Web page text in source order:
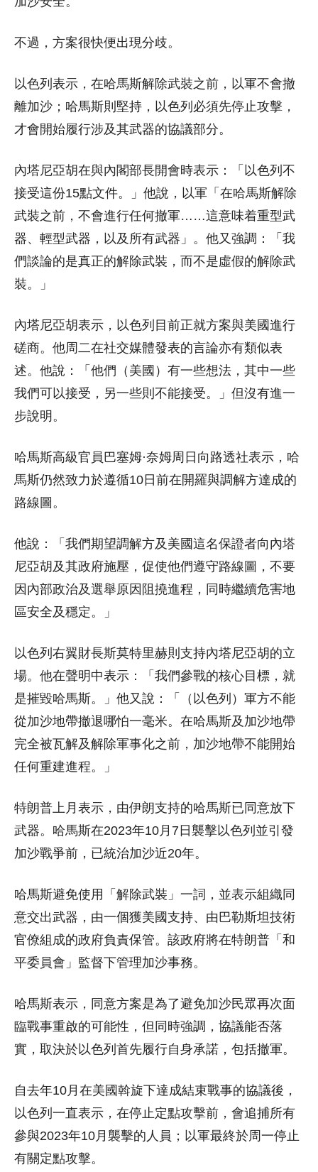
不過，方案很快便出現分歧。
以色列表示，在哈馬斯解除武裝之前，以軍不會撤
離加沙；哈馬斯則堅持，以色列必須先停止攻擊，
才會開始履行涉及其武器的協議部分。
內塔尼亞胡在與內閣部長開會時表示：「以色列不
接受這份15點文件。」他說，以軍「在哈馬斯解除
武裝之前，不會進行任何撤軍……這意味着重型武
器、輕型武器，以及所有武器」。他又強調：「我
們談論的是真正的解除武裝，而不是虛假的解除武
裝。」
內塔尼亞胡表示，以色列目前正就方案與美國進行
磋商。他周二在社交媒體發表的言論亦有類似表
述。他說：「他們（美國）有一些想法，其中一些
我們可以接受，另一些則不能接受。」但沒有進一
步說明。
哈馬斯高級官員巴塞姆·奈姆周日向路透社表示，哈
馬斯仍然致力於遵循10日前在開羅與調解方達成的
路線圖。
他說：「我們期望調解方及美國這名保證者向內塔
尼亞胡及其政府施壓，促使他們遵守路線圖，不要
因內部政治及選舉原因阻撓進程，同時繼續危害地
區安全及穩定。」
以色列右翼財長斯莫特里赫則支持內塔尼亞胡的立
場。他在聲明中表示：「我們參戰的核心目標，就
是摧毀哈馬斯。」他又說：「（以色列）軍方不能
從加沙地帶撤退哪怕一毫米。在哈馬斯及加沙地帶
完全被瓦解及解除軍事化之前，加沙地帶不能開始
任何重建進程。」
特朗普上月表示，由伊朗支持的哈馬斯已同意放下
武器。哈馬斯在2023年10月7日襲擊以色列並引發
加沙戰爭前，已統治加沙近20年。
哈馬斯避免使用「解除武裝」一詞，並表示組織同
意交出武器，由一個獲美國支持、由巴勒斯坦技術
官僚組成的政府負責保管。該政府將在特朗普「和
平委員會」監督下管理加沙事務。
哈馬斯表示，同意方案是為了避免加沙民眾再次面
臨戰事重啟的可能性，但同時強調，協議能否落
實，取決於以色列首先履行自身承諾，包括撤軍。
自去年10月在美國斡旋下達成結束戰事的協議後，
以色列一直表示，在停止定點攻擊前，會追捕所有
參與2023年10月襲擊的人員；以軍最終於周一停止
有關定點攻擊。